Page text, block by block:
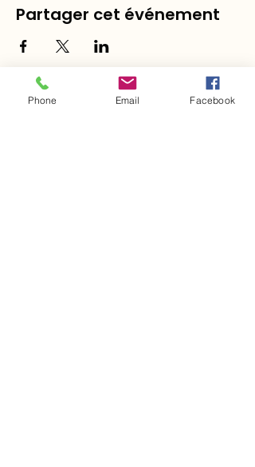
Partager cet événement
Phone Email Facebook